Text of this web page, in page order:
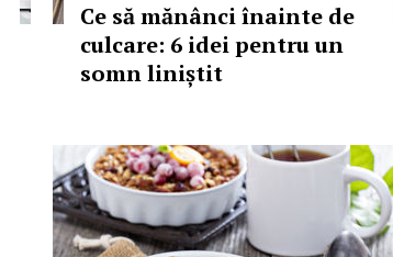
Ce să mănânci înainte de
culcare: 6 idei pentru un
somn liniștit